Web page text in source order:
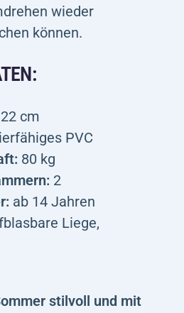
wieder
können.
cm
PVC
80 kg
2
ab 14 Jahren
Liege,
stilvoll und mit